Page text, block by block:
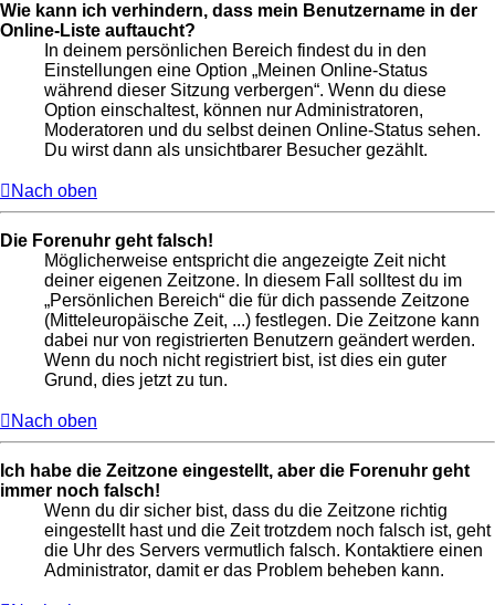
Wie kann ich verhindern, dass mein Benutzername in der
Online-Liste auftaucht?
In deinem persönlichen Bereich findest du in den
Einstellungen eine Option „Meinen Online-Status
während dieser Sitzung verbergen“. Wenn du diese
Option einschaltest, können nur Administratoren,
Moderatoren und du selbst deinen Online-Status sehen.
Du wirst dann als unsichtbarer Besucher gezählt.
Nach oben
Die Forenuhr geht falsch!
Möglicherweise entspricht die angezeigte Zeit nicht
deiner eigenen Zeitzone. In diesem Fall solltest du im
„Persönlichen Bereich“ die für dich passende Zeitzone
(Mitteleuropäische Zeit, ...) festlegen. Die Zeitzone kann
dabei nur von registrierten Benutzern geändert werden.
Wenn du noch nicht registriert bist, ist dies ein guter
Grund, dies jetzt zu tun.
Nach oben
Ich habe die Zeitzone eingestellt, aber die Forenuhr geht
immer noch falsch!
Wenn du dir sicher bist, dass du die Zeitzone richtig
eingestellt hast und die Zeit trotzdem noch falsch ist, geht
die Uhr des Servers vermutlich falsch. Kontaktiere einen
Administrator, damit er das Problem beheben kann.